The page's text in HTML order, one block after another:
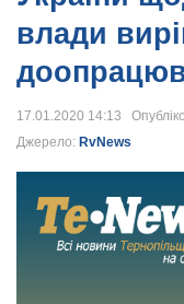
влади
17.01.2020 14:13
Джерело: RvNews